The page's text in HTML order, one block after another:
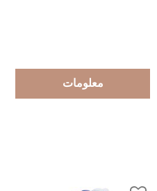
معلومات